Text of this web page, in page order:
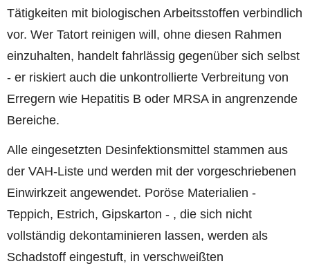
Tätigkeiten mit biologischen Arbeitsstoffen verbindlich
vor. Wer Tatort reinigen will, ohne diesen Rahmen
einzuhalten, handelt fahrlässig gegenüber sich selbst
- er riskiert auch die unkontrollierte Verbreitung von
Erregern wie Hepatitis B oder MRSA in angrenzende
Bereiche.
Alle eingesetzten Desinfektionsmittel stammen aus
der VAH-Liste und werden mit der vorgeschriebenen
Einwirkzeit angewendet. Poröse Materialien -
Teppich, Estrich, Gipskarton - , die sich nicht
vollständig dekontaminieren lassen, werden als
Schadstoff eingestuft, in verschweißten